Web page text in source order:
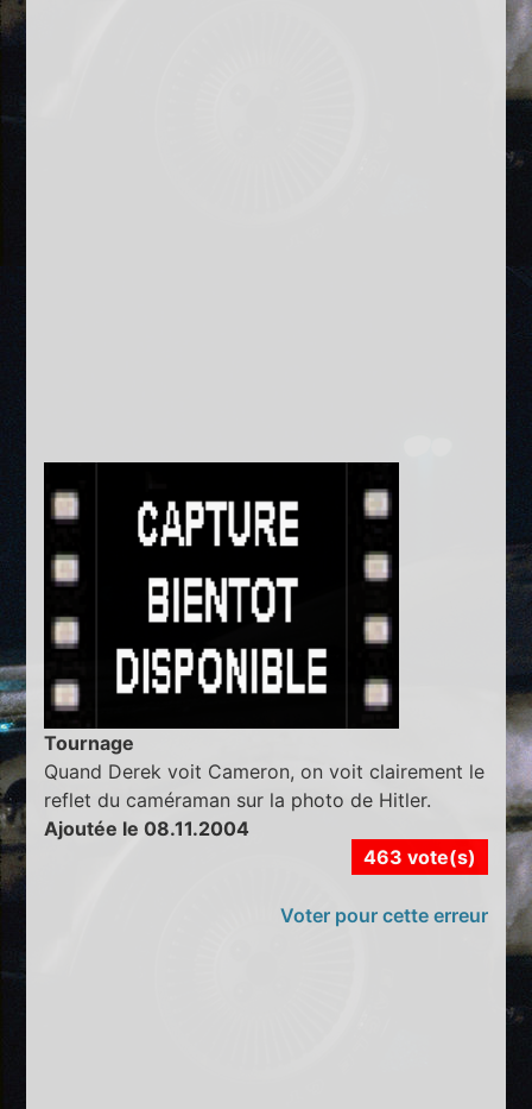
Tournage
Quand Derek voit Cameron, on voit clairement le
reflet du caméraman sur la photo de Hitler.
Ajoutée le 08.11.2004
463 vote(s)
Voter pour cette erreur